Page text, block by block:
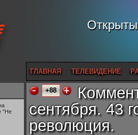
ГЛАВНАЯ ТЕЛЕВИДЕНИЕ
"Не
+88
сентября. 43
революция.